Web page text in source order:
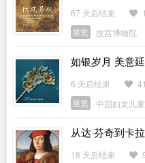
67 天后结束
展览
故宫博物院
如银岁月 美意
6 天后结束
展览
中国妇女儿
从达·芬奇到卡
18 天后结束